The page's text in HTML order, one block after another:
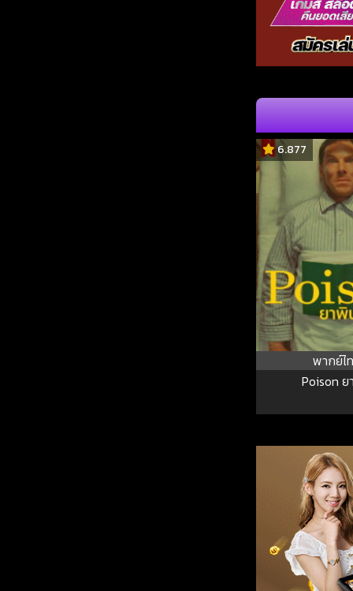
6.877
พากย์ไ
Poison